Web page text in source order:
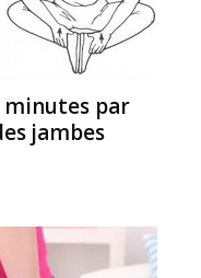
minutes par
jambes